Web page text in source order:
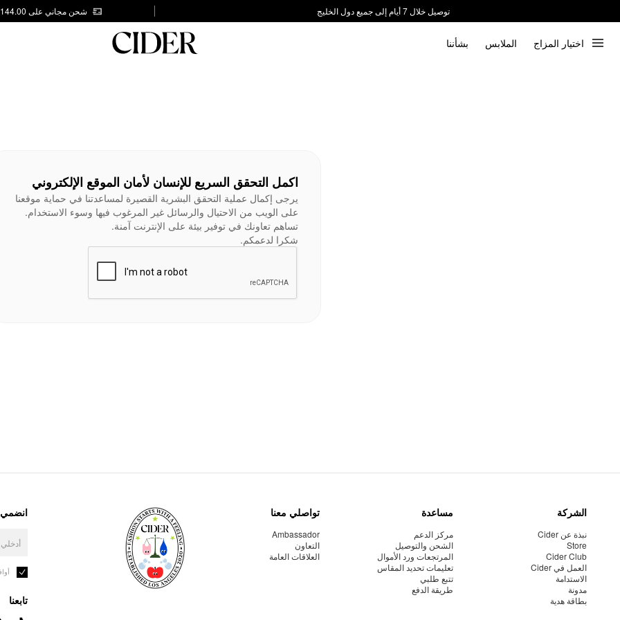
توصيل خلال 7 أيام إلى جميع دول الخليج
شحن مجاني على AED 144.00
اختيار المزاج الملابس بشأننا
اكمل التحقق السريع للإنسان لأمان الموقع الإلكتروني
يرجى إكمال عملية التحقق البشرية القصيرة لمساعدتنا في حماية موقعنا
على الويب من الاحتيال والرسائل غير المرغوب فيها وسوء الاستخدام.
تساهم تعاونك في توفير بيئة على الإنترنت آمنة.
شكرا لدعمكم.
الشركة
نبذة عن Cider
Store
Cider Club
العمل في Cider
الاستدامة
مدونة
بطاقة هدية
مساعدة
مركز الدعم
الشحن والتوصيل
المرتجعات ورد الأموال
تعليمات تحديد المقاس
تتبع طلبي
طريقة الدفع
تواصلي معنا
Ambassador
التعاون
العلاقات العامة
انضمي
تابعنا